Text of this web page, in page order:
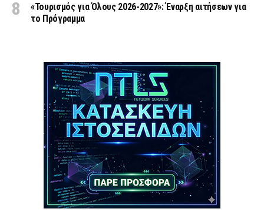
«Τουρισμός για Όλους 2026-2027»: Έναρξη αιτήσεων για
το Πρόγραμμα